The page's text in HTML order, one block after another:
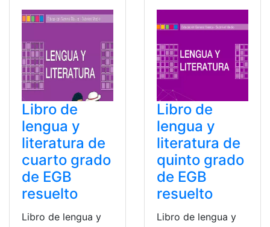
Libro de
lengua y
literatura de
cuarto grado
de EGB
resuelto
Libro de lengua y
Libro de
lengua y
literatura de
quinto grado
de EGB
resuelto
Libro de lengua y